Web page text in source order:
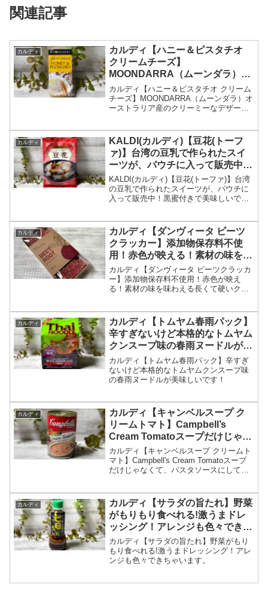
関連記事
カルディ
カルディ【ハニー＆ピスタチオ
クリームチーズ】
MOONDARRA（ムーンダラ）オ
ーストラリア産のクリーミーなデ
ザートチーズ
カルディ【ハニー＆ピスタチオ クリーム
チーズ】MOONDARRA（ムーンダラ）オ
ーストラリア産のクリーミーなデザート
カルディ
KALDI(カルディ)【豆花(トーフ
ァ)】台湾の豆乳で作られたスイ
ーツが、パウチに入って販売中！
黒蜜付きで美味しいです。
KALDI(カルディ)【豆花(トーファ)】台湾
の豆乳で作られたスイーツが、パウチに
入って販売中！黒蜜付きで美味しいで
カルディ
カルディ【ダンヴィータ ビーツ
クラッカー】添加物保存料不使
用！赤色が映える！素材の味を味
わえる長くて硬いクラッカー！
カルディ【ダンヴィータ ビーツクラッカ
ー】添加物保存料不使用！赤色が映え
る！素材の味を味わえる長くて硬いクラ
カルディ
カルディ【トムヤム春雨パック】
辛すぎないけど本格的なトムヤム
クンスープ味の春雨ヌードルが美
味しいです！
カルディ【トムヤム春雨パック】辛すぎ
ないけど本格的なトムヤムクンスープ味
の春雨ヌードルが美味しいです！
カルディ
カルディ【キャンベルスープ ク
リームトマト】Campbell’s
Cream Tomatoスープだけじゃな
くて、パスタソースにしても
OK！
カルディ【キャンベルスープ クリームト
マト】Campbell's Cream Tomatoスープ
だけじゃなくて、パスタソースにしても
カルディ
カルディ【サラダの旨たれ】野菜
がもりもり食べれる!激うまドレ
ッシング！アレンジも色々できち
ゃいます。
カルディ【サラダの旨たれ】野菜がもり
もり食べれる!激うまドレッシング！アレ
ンジも色々できちゃいます。